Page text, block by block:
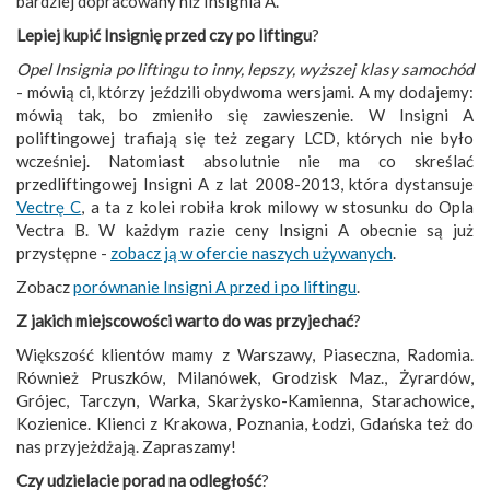
Lepiej kupić Insignię przed czy po liftingu?
Opel Insignia po liftingu to inny, lepszy, wyższej klasy samochód
- mówią ci, którzy jeździli obydwoma wersjami. A my dodajemy:
mówią tak, bo zmieniło się zawieszenie. W Insigni A
poliftingowej trafiają się też zegary LCD, których nie było
wcześniej. Natomiast absolutnie nie ma co skreślać
przedliftingowej Insigni A z lat 2008-2013, która dystansuje
Vectrę C, a ta z kolei robiła krok milowy w stosunku do Opla
Vectra B. W każdym razie ceny Insigni A obecnie są już
przystępne - zobacz ją w ofercie naszych używanych.
Zobaczporównanie Insigni A przed i po liftingu.
Z jakich miejscowości warto do was przyjechać?
Większość klientów mamy z Warszawy, Piaseczna, Radomia.
Również Pruszków, Milanówek, Grodzisk Maz., Żyrardów,
Grójec, Tarczyn, Warka, Skarżysko-Kamienna, Starachowice,
Kozienice. Klienci z Krakowa, Poznania, Łodzi, Gdańska też do
nas przyjeżdżają. Zapraszamy!
Czy udzielacie porad na odległość?